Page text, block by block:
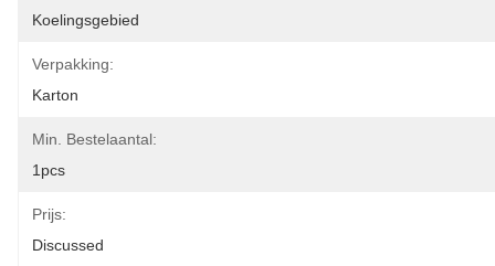
Koelingsgebied
Verpakking:
Karton
Min. Bestelaantal:
1pcs
Prijs:
Discussed